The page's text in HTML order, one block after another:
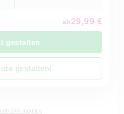
ab29,99 €
gestalten
gestalten!
24h möglich